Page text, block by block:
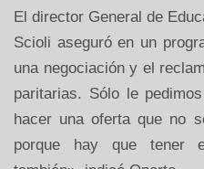
El director General de
Scioli aseguró en un
una negociación y el
paritarias. Sólo le
hacer una oferta que no
porque hay que tener